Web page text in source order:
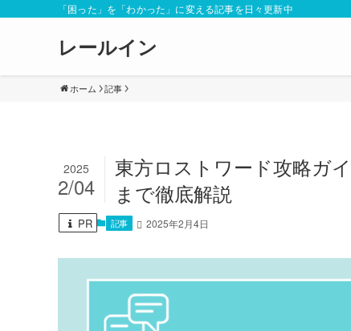
「困った」を「わかった」に変える記事を日々更新中
レールイン
ホーム 記事
東方ロストワード攻略ガ
まで徹底解説
2025
2/04
PR 記事 2025年2月4日